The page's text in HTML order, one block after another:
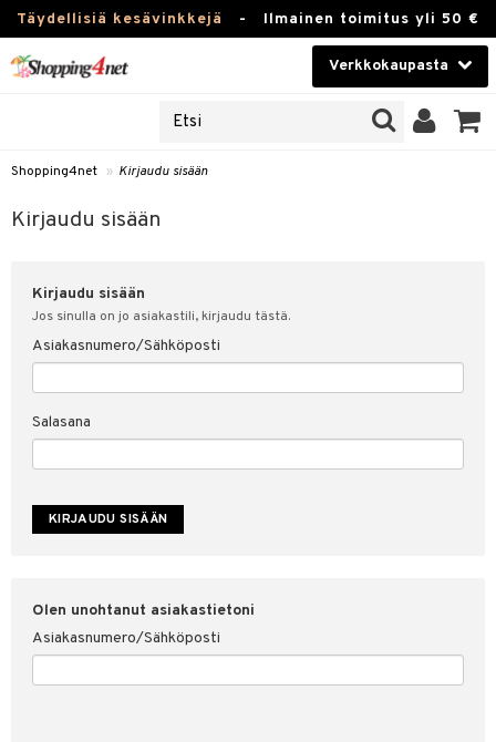
Täydellisiä kesävinkkejä - Ilmainen toimitus yli 50 €
Verkkokaupasta
Piilolinssit
Luontaistuotteet
Fitness
Koti & Sisustus
Lelut, Lapsi & Vauva
Tuotemerkkejä
Shopping4net » Kirjaudu sisään
Kirjaudu sisään
Kirjaudu sisään
Jos sinulla on jo asiakastili, kirjaudu tästä.
Asiakasnumero/Sähköposti
Salasana
Olen unohtanut asiakastietoni
Asiakasnumero/Sähköposti
sisään
& vastauksia
myyntiehdot
suojaus